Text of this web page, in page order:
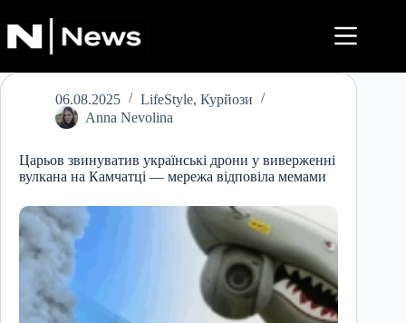
до
вмісту
06.08.2025 LifeStyle, Курйози
Anna Nevolina
Царьов звинуватив українські дрони у виверженні
вулкана на Камчатці — мережа відповіла мемами